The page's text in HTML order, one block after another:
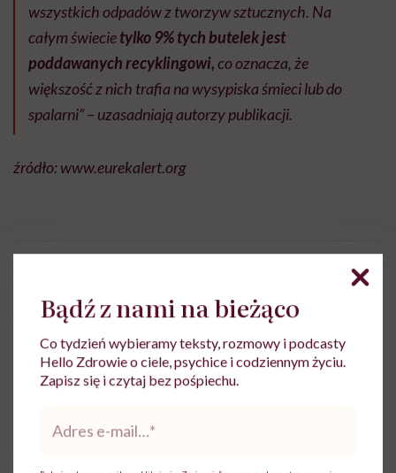
wszystkich odpadów z tworzyw sztucznych. Na
całym świecietylko 9% tych butelek jest
poddawanych recyklingowi,co oznacza, że
większość z nich trafia na wysypiska śmieci lub do
spalarni” – uzasadniają autorzy publikacji.
źródło: www.eurekalert.org
Z wykształcenia nauczycielka języka
polskiego, z zamiłowania dziennikarka.
Wierzy, że słowa mają moc
Zobacz profil
Bądź z nami na bieżąco
Co tydzień wybieramy teksty, rozmowy i podcasty
Hello Zdrowie o ciele, psychice i codziennym życiu.
Zapisz się i czytaj bez pośpiechu.
mail*